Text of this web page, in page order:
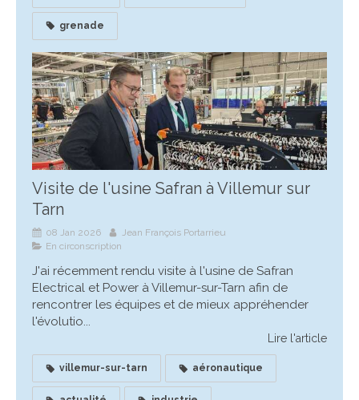
grenade
Visite de l'usine Safran à Villemur sur
Tarn
08 Jan 2026
Jean François Portarrieu
En circonscription
J'ai récemment rendu visite à l'usine de Safran
Electrical et Power à Villemur-sur-Tarn afin de
rencontrer les équipes et de mieux appréhender
l'évolutio...
Lire l'article
villemur-sur-tarn aéronautique